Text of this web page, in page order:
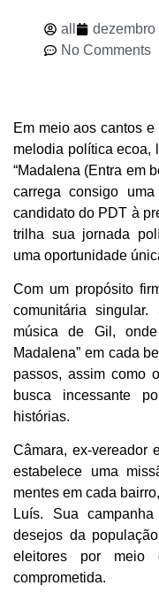
all dezembro
No Comments
Em meio aos cantos
melodia política ecoa,
“Madalena (Entra em
carrega consigo
candidato do PDT à
trilha sua jornada
uma oportunidade
Com um propósito
comunitária
música de Gil,
Madalena” em cada
passos, assim como
busca incessante
histórias.
Câmara, ex-vereador
estabelece uma
mentes em cada
Luís. Sua
desejos da
eleitores por meio
comprometida.